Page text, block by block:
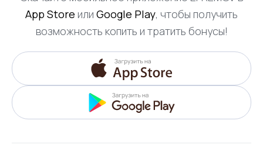
App Store или Google Play, чтобы получить
возможность копить и тратить бонусы!